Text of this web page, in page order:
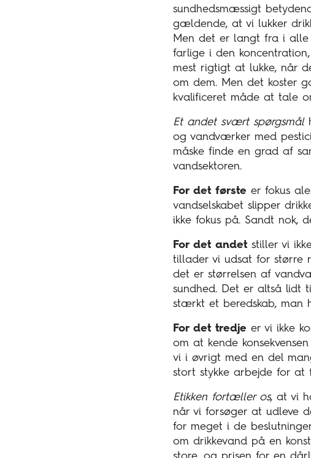
sundhedsmæssigt
gældende, at vi lukker
Men det er langt fra i
farlige i den
mest rigtigt at lukke, når
om dem. Men det koster
kvalificeret måde at tale
Et andet svært spørgsmål
og vandværker med
måske finde en grad af
vandsektoren.
For det første er fokus
vandselskabet slipper
ikke fokus på. Sandt nok,
For det andet stiller vi
tillader vi udsat for større
det er størrelsen af
sundhed. Det er altså lidt
stærkt et beredskab, man
For det tredje er vi ikke
om at kende
vi i øvrigt med en del
stort stykke arbejde for at
Etikken fortæller os, at vi
når vi forsøger at udleve
for meget i de
om drikkevand på en